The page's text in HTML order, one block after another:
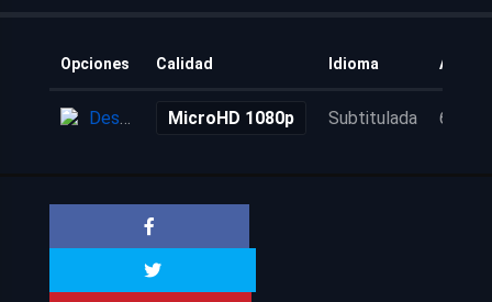
Opciones Calidad Idioma
Descarga MicroHD 1080p Subtitulada 6 años